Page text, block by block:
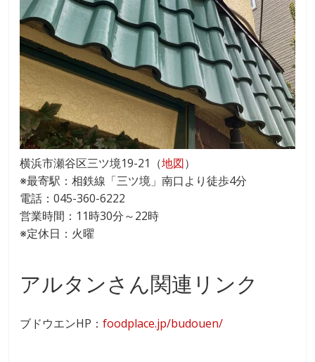
横浜市瀬谷区三ツ境19-21（地図）
※最寄駅：相鉄線「三ツ境」南口より徒歩4分
電話：045-360-6222
営業時間：11時30分～22時
※定休日：火曜
アルタンさん関連リンク
ブドウエンHP：foodplace.jp/budouen/